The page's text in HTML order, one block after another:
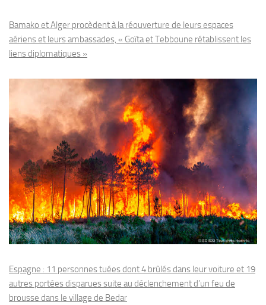
Bamako et Alger procèdent à la réouverture de leurs espaces
aériens et leurs ambassades, « Goïta et Tebboune rétablissent les
liens diplomatiques »
Espagne : 11 personnes tuées dont 4 brûlés dans leur voiture et 19
autres portées disparues suite au déclenchement d’un feu de
brousse dans le village de Bedar